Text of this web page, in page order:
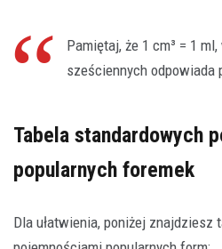
Pamiętaj, że 1 cm³ = 1
sześciennych
Tabela standardowych
popularnych foremek
Dla ułatwienia, poniżej znajdziesz